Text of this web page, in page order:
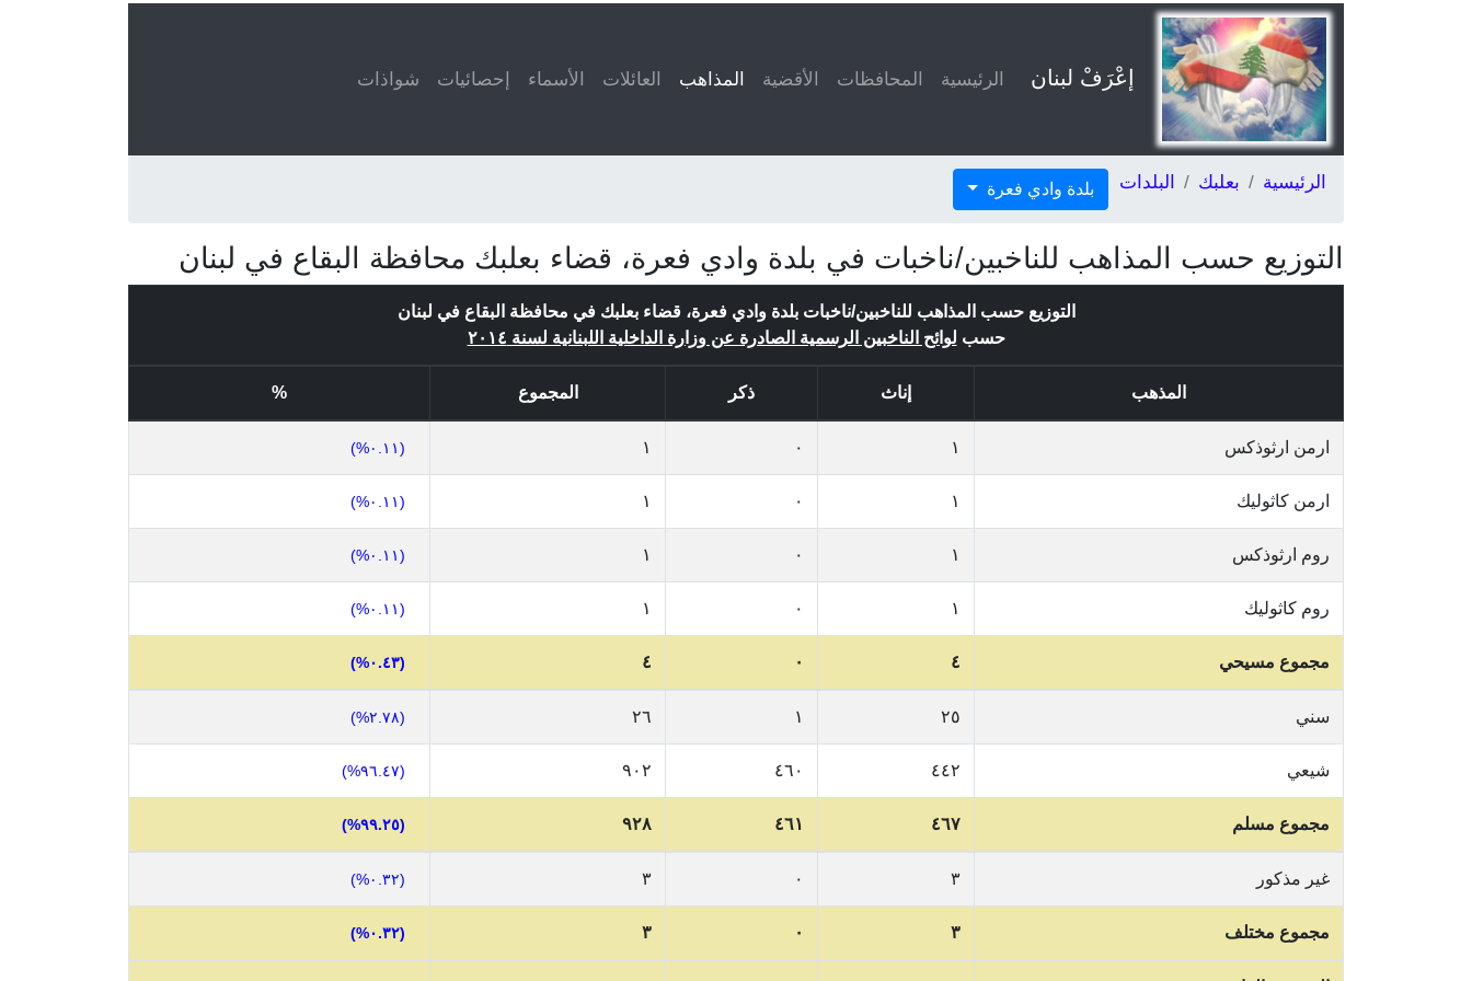
إعْرَفْ لبنان الرئيسية المحافظات الأقضية المذاهب العائلات الأسماء إحصائيات شواذات
الرئيسية بعلبك البلدات بلدة وادي فعرة
التوزيع حسب المذاهب للناخبين/ناخبات في بلدة وادي فعرة، قضاء بعلبك محافظة البقاع في لبنان
التوزيع حسب المذاهب للناخبين/ناخبات بلدة وادي فعرة، قضاء بعلبك في محافظة البقاع في لبنان
حسب لوائح الناخبين الرسمية الصادرة عن وزارة الداخلية اللبنانية لسنة ٢٠١٤
المذهب إناث ذكر المجموع %
ارمن ارثوذكس ١ ٠ ١ (٠.١١%)
ارمن كاثوليك ١ ٠ ١ (٠.١١%)
روم ارثوذكس ١ ٠ ١ (٠.١١%)
روم كاثوليك ١ ٠ ١ (٠.١١%)
مجموع مسيحي ٤ ٠ ٤ (٠.٤٣%)
سني ٢٥ ١ ٢٦ (٢.٧٨%)
شيعي ٤٤٢ ٤٦٠ ٩٠٢ (٩٦.٤٧%)
مجموع مسلم ٤٦٧ ٤٦١ ٩٢٨ (٩٩.٢٥%)
غير مذكور ٣ ٠ ٣ (٠.٣٢%)
مجموع مختلف ٣ ٠ ٣ (٠.٣٢%)